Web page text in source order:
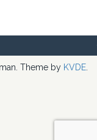
Theme by KVDE.